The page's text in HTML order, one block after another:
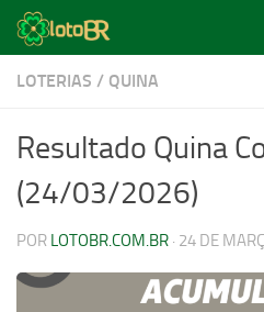
Skip to content
LOTERIAS / QUINA
Resultado Quina
(24/03/2026)
POR LOTOBR.COM.BR · 24 DE